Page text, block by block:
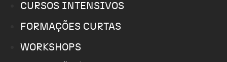
CURSOS INTENSIVOS
FORMAÇÕES CURTAS
WORKSHOPS